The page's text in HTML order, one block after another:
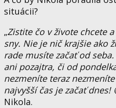
situácii?
„Zistite čo v živote chcete
sny. Nie je nič krajšie ako
rade musíte začať od seba.
ani pozajtra, či od
nezmeníte teraz
najvyšší čas je začať dnes!
Nikola.